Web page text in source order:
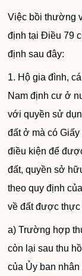
Việc bồi thường
định tại Điều 79
định sau đây:
1. Hộ gia đình,
Nam định cư ở
với quyền sử
đất ở mà có
điều kiện để
đất, quyền sở
theo quy định
về đất được
a) Trường hợp
còn lại sau thu
của Ủy ban nhân